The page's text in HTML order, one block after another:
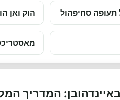
סחיפהול הוק ואן
המדריך